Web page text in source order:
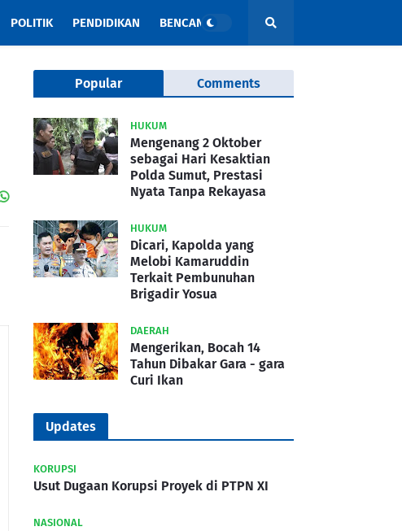
POLITIK PENDIDIKAN BENCANA
Popular Comments
HUKUM
Mengenang 2 Oktober
sebagai Hari Kesaktian
Polda Sumut, Prestasi
Nyata Tanpa Rekayasa
HUKUM
Dicari, Kapolda yang
Melobi Kamaruddin
Terkait Pembunuhan
Brigadir Yosua
DAERAH
Mengerikan, Bocah 14
Tahun Dibakar Gara - gara
Curi Ikan
Updates
KORUPSI
Usut Dugaan Korupsi Proyek di PTPN XI
NASIONAL